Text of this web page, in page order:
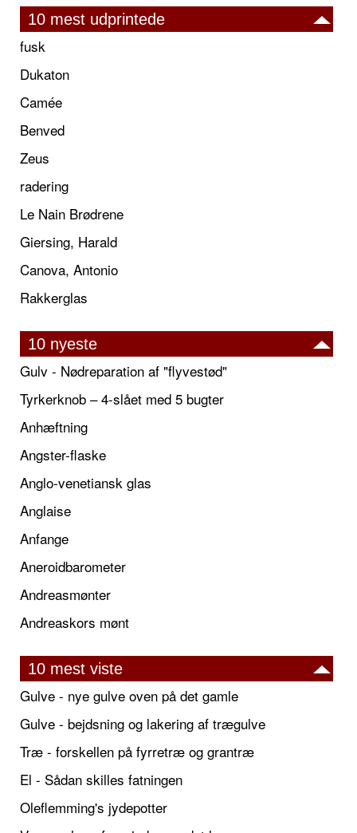
10 mest udprintede
fusk
Dukaton
Camée
Benved
Zeus
radering
Le Nain Brødrene
Giersing, Harald
Canova, Antonio
Rakkerglas
10 nyeste
Gulv - Nødreparation af "flyvestød"
Tyrkerknob – 4-slået med 5 bugter
Anhæftning
Angster-flaske
Anglo-venetiansk glas
Anglaise
Anfange
Aneroidbarometer
Andreasmønter
Andreaskors mønt
10 mest viste
Gulve - nye gulve oven på det gamle
Gulve - bejdsning og lakering af trægulve
Træ - forskellen på fyrretræ og grantræ
El - Sådan skilles fatningen
Oleflemming's jydepotter